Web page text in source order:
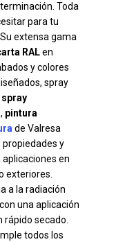
Toda
para tu
extensa gama
RALen
y colores
spray
spray
pintura
de Valresa
propiedades y
en
exteriores.
a la radiación
una aplicación
rápido secado.
todos los